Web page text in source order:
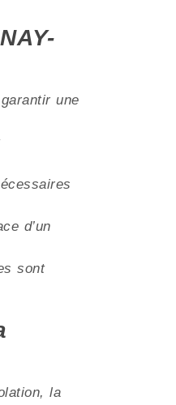
une
d’un
sont
la